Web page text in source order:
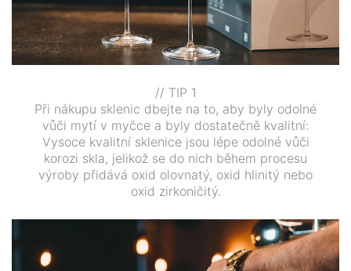
// TIP 1
Při nákupu sklenic dbejte na to, aby byly odolné
vůči mytí v myčce a byly dostatečně kvalitní:
Vysoce kvalitní sklenice jsou lépe odolné vůči
korozi skla, jelikož se do nich během procesu
výroby přidává oxid olovnatý, oxid hlinitý nebo
oxid zirkoničitý.